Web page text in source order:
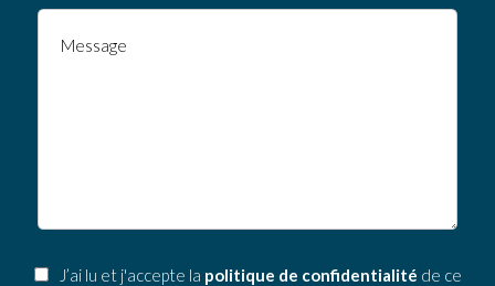
J’ai lu et j'accepte la politique de confidentialité de ce